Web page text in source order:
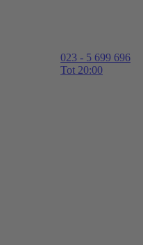
023 - 5 699 696
Tot 20:00